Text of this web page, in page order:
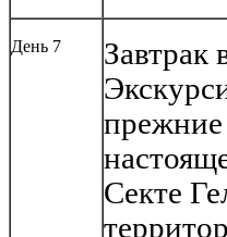
День 7
Завтрак
Секте